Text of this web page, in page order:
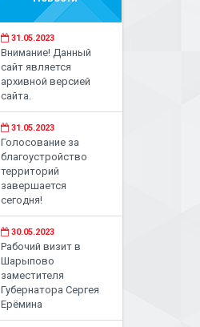
31.05.2023
Внимание! Данный
сайт является
архивной версией
сайта.
31.05.2023
Голосование за
благоустройство
территорий
завершается
сегодня!
30.05.2023
Рабочий визит в
Шарыпово
заместителя
Губернатора Сергея
Ерёмина